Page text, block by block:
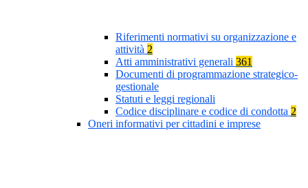
Riferimenti normativi su organizzazione e
attività 2
Atti amministrativi generali 361
Documenti di programmazione strategico-
gestionale
Statuti e leggi regionali
Codice disciplinare e codice di condotta 2
Oneri informativi per cittadini e imprese